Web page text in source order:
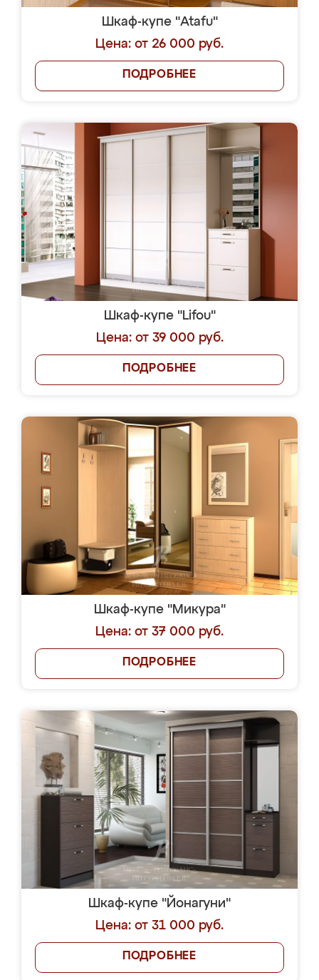
Шкаф-купе "Atafu"
Цена: от 26 000 руб.
ПОДРОБНЕЕ
Шкаф-купе "Lifou"
Цена: от 39 000 руб.
ПОДРОБНЕЕ
Шкаф-купе "Микура"
Цена: от 37 000 руб.
ПОДРОБНЕЕ
Шкаф-купе "Йонагуни"
Цена: от 31 000 руб.
ПОДРОБНЕЕ